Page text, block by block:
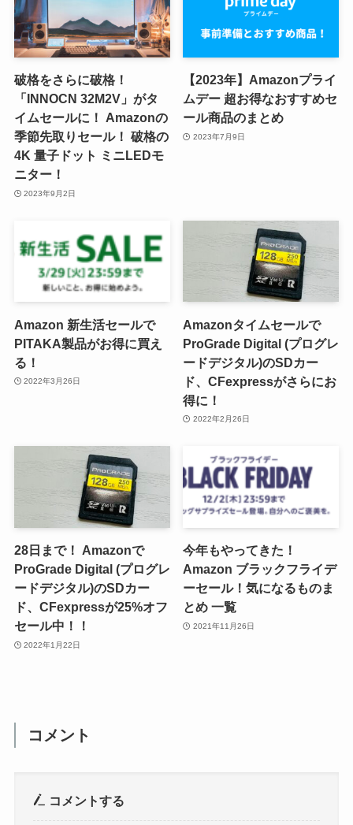
破格をさらに破格！
「INNOCN 32M2V」がタ
イムセールに！ Amazonの
季節先取りセール！ 破格の
4K 量子ドット ミニLEDモ
ニター！
2023年9月2日
【2023年】Amazonプライ
ムデー 超お得なおすすめセ
ール商品のまとめ
2023年7月9日
Amazon 新生活セールで
PITAKA製品がお得に買え
る！
2022年3月26日
Amazonタイムセールで
ProGrade Digital (プログレ
ードデジタル)のSDカー
ド、CFexpressがさらにお
得に！
2022年2月26日
28日まで！ Amazonで
ProGrade Digital (プログレ
ードデジタル)のSDカー
ド、CFexpressが25%オフ
セール中！！
2022年1月22日
今年もやってきた！
Amazon ブラックフライデ
ーセール！気になるものま
とめ 一覧
2021年11月26日
コメント
コメントする